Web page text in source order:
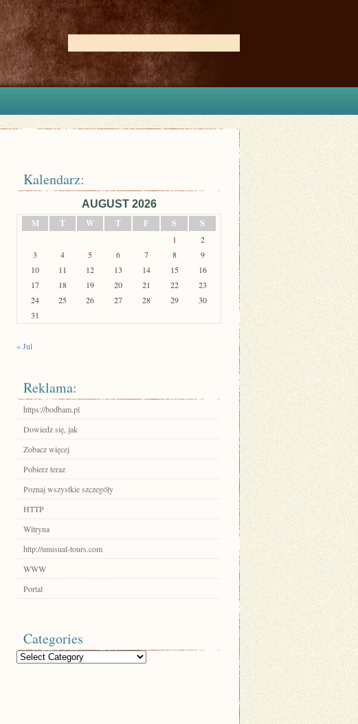
Kalendarz:
AUGUST 2026
M
T W T F S S
1
2
3
4 5 6 7 8
9
10
11 12 13 14 15
16
17
18 19 20 21 22
23
24
25 26 27 28 29
30
31
« Jul
Reklama:
https://bodbam.pl
Dowiedz się, jak
Zobacz więcej
Pobierz teraz
Poznaj wszystkie szczegóły
HTTP
Witryna
http://unusual-tours.com
WWW
Portal
Categories
Categories